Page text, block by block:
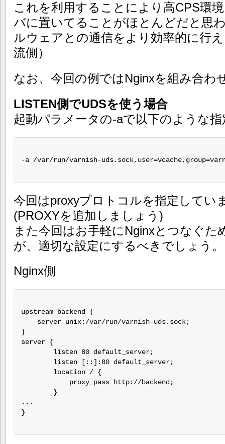
これを利用することにより高CPS環
バに置いてることがほとんどだと思
ルウェアとの通信をより効率的に行
流側）
なお、今回の例ではNginxを組み合わ
LISTEN側でUDSを使う場合
起動パラメータの-aで以下のような
-a /var/run/varnish-
今回はproxyプロトコルを指定してい
(PROXYを追加しましょう)
また今回はお手軽にNginxとつなぐた
が、適切な設定にするべきでしょう。
Nginx側
upstream backend {
    server unix:/var/run/varnish-uds.sock;
}
server {
        listen 80 default_server;
        listen [::]:80 default_server;
        location / {
            proxy_pass http://backend;
        }
...
}